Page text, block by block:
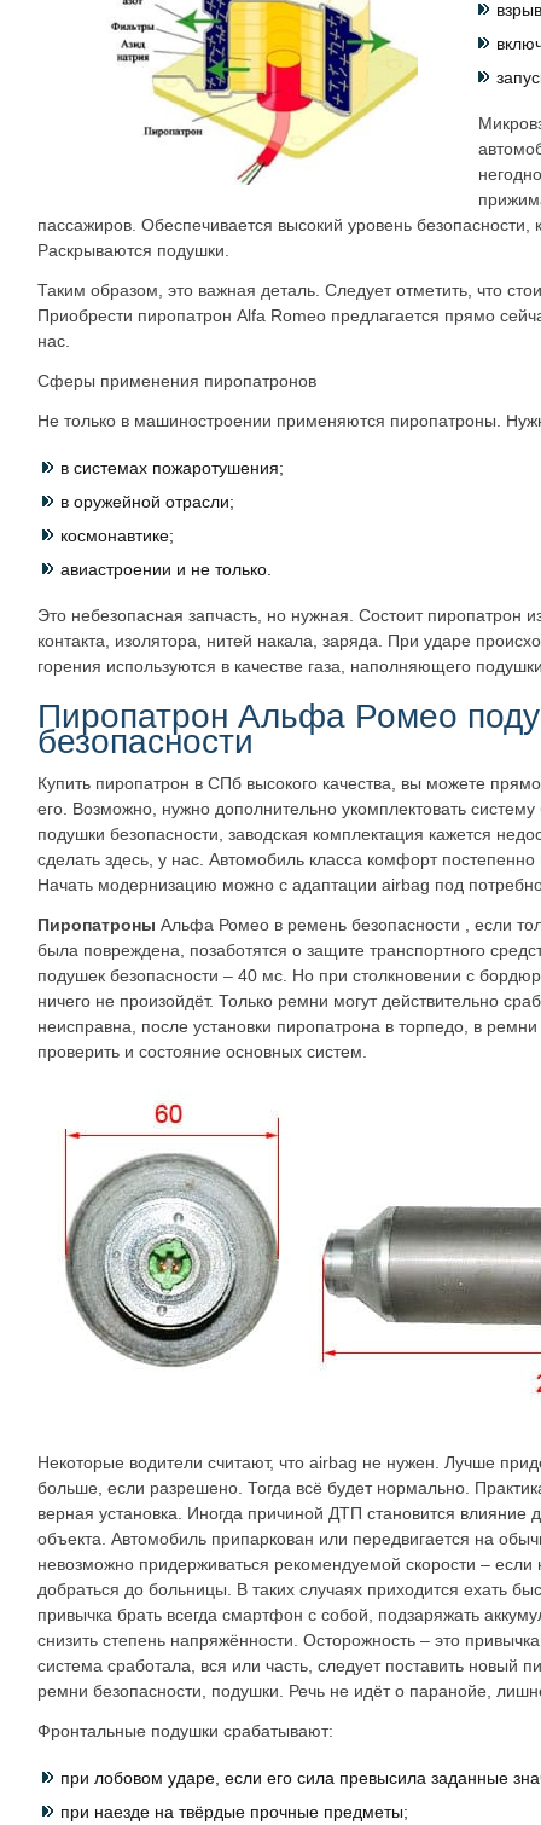
пассажиров. Обеспечивается высокий уровень безопасности,
Раскрываются подушки.
Таким образом, это важная деталь. Следует отметить, что
Приобрести пиропатрон Alfa Romeo предлагается прямо
нас.
Сферы применения пиропатронов
Не только в машиностроении применяются пиропатроны.
в системах пожаротушения;
в оружейной отрасли;
космонавтике;
авиастроении и не только.
Это небезопасная запчасть, но нужная. Состоит пиропатрон
контакта, изолятора, нитей накала, заряда. При ударе
горения используются в качестве газа, наполняющего
Пиропатрон Альфа Ромео
безопасности
Купить пиропатрон в СПб высокого качества, вы можете
его. Возможно, нужно дополнительно укомплектовать систему
подушки безопасности, заводская комплектация кажется
сделать здесь, у нас. Автомобиль класса комфорт постепенно
Начать модернизацию можно с адаптации airbag под
Пиропатроны Альфа Ромео в ремень безопасности , если
была повреждена, позаботятся о защите транспортного
подушек безопасности – 40 мс. Но при столкновении с
ничего не произойдёт. Только ремни могут действительно
неисправна, после установки пиропатрона в торпедо, в
проверить и состояние основных систем.
Некоторые водители считают, что airbag не нужен. Лучше
больше, если разрешено. Тогда всё будет нормально.
верная установка. Иногда причиной ДТП становится влияние
объекта. Автомобиль припаркован или передвигается на
невозможно придерживаться рекомендуемой скорости – если
добраться до больницы. В таких случаях приходится ехать
привычка брать всегда смартфон с собой, подзаряжать
снизить степень напряжённости. Осторожность – это
система сработала, вся или часть, следует поставить новый
ремни безопасности, подушки. Речь не идёт о паранойе,
Фронтальные подушки срабатывают:
при лобовом ударе, если его сила превысила заданные
при наезде на твёрдые прочные предметы;